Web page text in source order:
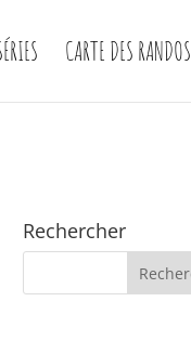
CARTE DES RANDOS
Rechercher